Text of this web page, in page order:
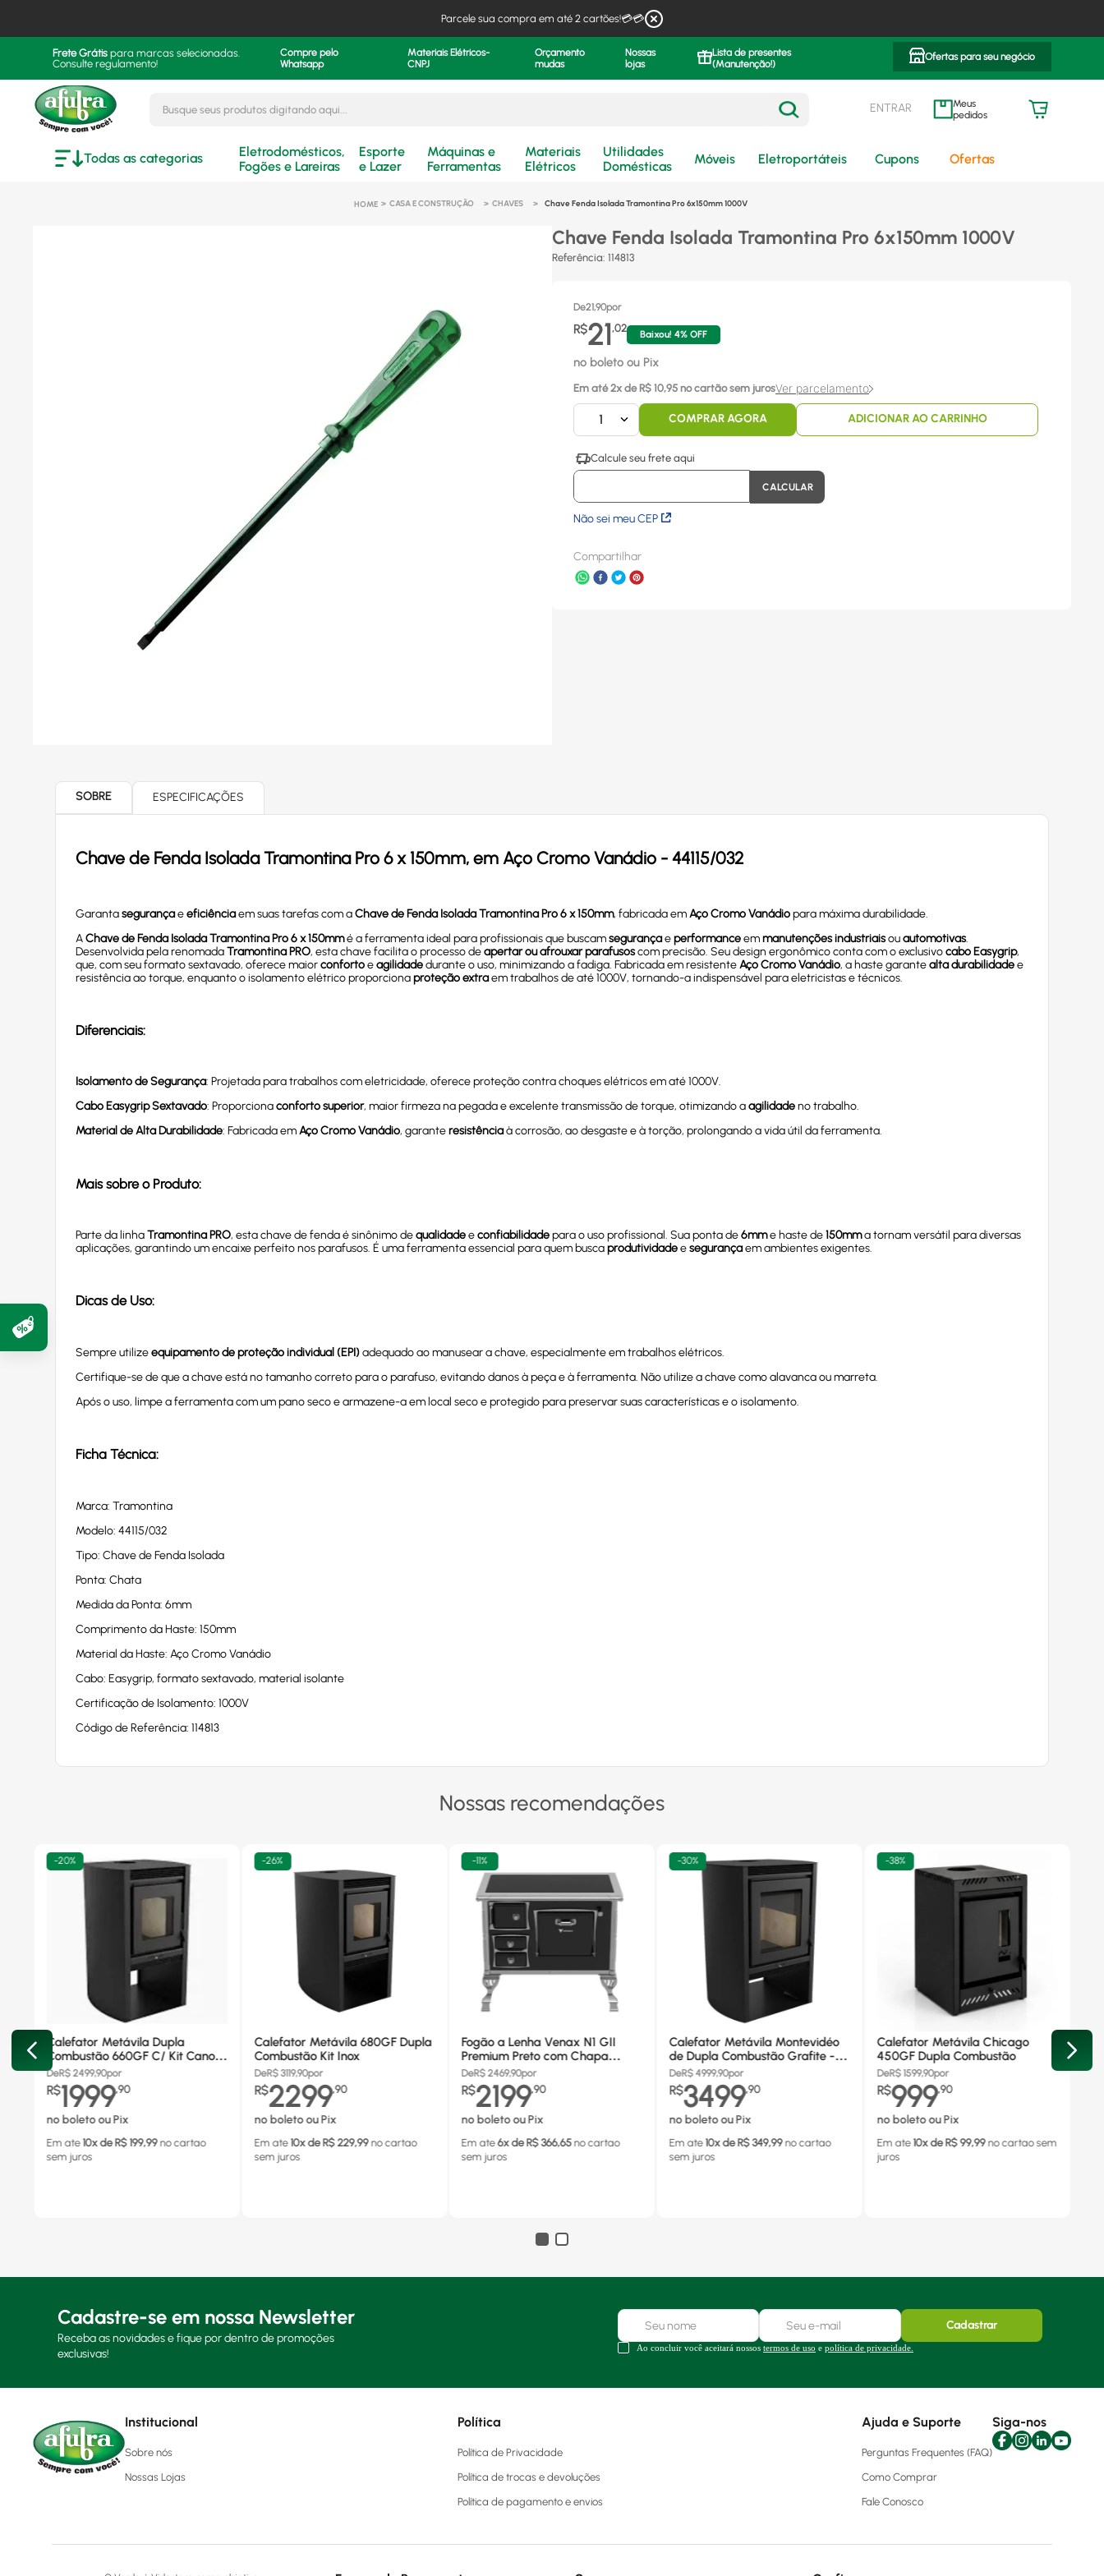
Parcele sua compra em até 2 cartões!💳💳
Frete Grátis para marcas selecionadas.
Consulte regulamento!
Compre pelo
Whatsapp
Materiais Elétricos-
CNPJ
Orçamento
mudas
Nossas
lojas
Lista de presentes
(Manutenção!)
Ofertas para seu negócio
ENTRAR meus pedidos
Todas as categorias
Eletrodomésticos,
Fogões e Lareiras
Esporte
e Lazer
Máquinas e
Ferramentas
Materiais
Elétricos
Utilidades
Domésticas
Móveis Eletroportáteis Cupons Ofertas
CASA E CONSTRUÇÃO CHAVES Chave Fenda Isolada Tramontina Pro 6x150mm 1000V
Chave Fenda Isolada Tramontina Pro 6x150mm 1000V
Referência: 114813
De21,90por
R$21,02
Baixou! 4% OFF
no boleto ou Pix
Em até 2x de R$ 10,95 no cartão sem jurosVer parcelamento
1 COMPRAR AGORA ADICIONAR AO CARRINHO
Não sei meu CEP
Compartilhar
SOBRE ESPECIFICAÇÕES
Chave de Fenda Isolada Tramontina Pro 6 x 150mm, em Aço Cromo Vanádio - 44115/032
Garantasegurançaeeficiênciaem suas tarefas com aChave de Fenda Isolada Tramontina Pro 6 x 150mm, fabricada emAço Cromo Vanádiopara máxima durabilidade.
AChave de Fenda Isolada Tramontina Pro 6 x 150mmé a ferramenta ideal para profissionais que buscamsegurançaeperformanceemmanutenções industriaisouautomotivas.
Desenvolvida pela renomadaTramontina PRO, esta chave facilita o processo deapertar ou afrouxar parafusoscom precisão. Seu design ergonômico conta com o exclusivocabo Easygrip,
que, com seu formato sextavado, oferece maiorconfortoeagilidadedurante o uso, minimizando a fadiga. Fabricada em resistenteAço Cromo Vanádio, a haste garantealta durabilidadee
resistência ao torque, enquanto o isolamento elétrico proporcionaproteção extraem trabalhos de até 1000V, tornando-a indispensável para eletricistas e técnicos.
Diferenciais:
Isolamento de Segurança: Projetada para trabalhos com eletricidade, oferece proteção contra choques elétricos em até 1000V.
Cabo Easygrip Sextavado: Proporcionaconforto superior, maior firmeza na pegada e excelente transmissão de torque, otimizando aagilidadeno trabalho.
Material de Alta Durabilidade: Fabricada emAço Cromo Vanádio, garanteresistênciaà corrosão, ao desgaste e à torção, prolongando a vida útil da ferramenta.
Mais sobre o Produto:
Parte da linhaTramontina PRO, esta chave de fenda é sinônimo dequalidadeeconfiabilidadepara o uso profissional. Sua ponta de6mme haste de150mma tornam versátil para diversas
aplicações, garantindo um encaixe perfeito nos parafusos. É uma ferramenta essencial para quem buscaprodutividadeesegurançaem ambientes exigentes.
Dicas de Uso:
Sempre utilizeequipamento de proteção individual (EPI)adequado ao manusear a chave, especialmente em trabalhos elétricos.
Certifique-se de que a chave está no tamanho correto para o parafuso, evitando danos à peça e à ferramenta. Não utilize a chave como alavanca ou marreta.
Após o uso, limpe a ferramenta com um pano seco e armazene-a em local seco e protegido para preservar suas características e o isolamento.
Ficha Técnica:
Marca: Tramontina
Modelo: 44115/032
Tipo: Chave de Fenda Isolada
Ponta: Chata
Medida da Ponta: 6mm
Comprimento da Haste: 150mm
Material da Haste: Aço Cromo Vanádio
Cabo: Easygrip, formato sextavado, material isolante
Certificação de Isolamento: 1000V
Código de Referência: 114813
Nossas recomendações
-20%
Calefator Metávila Dupla
Combustão 660GF C/ Kit Canos
Inox
DeR$ 2499,90por
R$1999,90
no boleto ou Pix
Em ate 10x de R$ 199,99 no cartao
sem juros
-26%
Calefator Metávila 680GF Dupla
Combustão Kit Inox
DeR$3119,90por
R$2299,90
no boleto ou Pix
Em ate 10x de R$ 229,99 no cartao
sem juros
-11%
Fogão a Lenha Venax N1 GII
Premium Preto com Chapa
Vitrocerâmica - Chaminé Saída
Lado Direito
DeR$ 2469,90por
R$2199,90
no boleto ou Pix
Em ate 6x de R$ 366,65 no cartao
sem juros
-30%
Calefator Metávila Montevidéo
de Dupla Combustão Grafite -
880GF
DeR$ 4999,90por
R$3499,90
no boleto ou Pix
Em ate 10x de R$ 349,99 no cartao
sem juros
-38%
Calefator Metávila Chicago
450GF Dupla Combustão
DeR$ 1599,90por
R$999,90
no boleto ou Pix
Em ate 10x de R$ 99,99 no cartaosem
juros
Cadastre-se em nossa Newsletter
Receba as novidades e fique por dentro de promoções
exclusivas!
Cadastrar
Ao concluir você aceitará nossos termos de uso e política de privacidade.
Institucional
Sobre nós
Nossas Lojas
Política
Política de Privacidade
Política de trocas e devoluções
Política de pagamento e envios
Ajuda e Suporte
Perguntas Frequentes (FAQ)
Como Comprar
Fale Conosco
Siga-nos